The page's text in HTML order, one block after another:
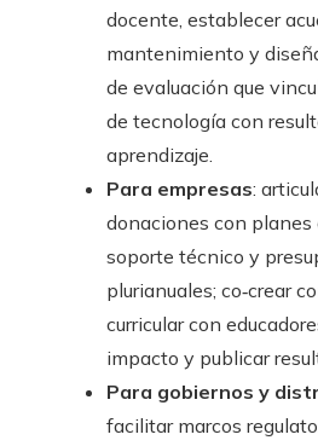
docente, establecer
mantenimiento y
de evaluación que
de tecnología con
aprendizaje.
Para empresas:
donaciones con planes
soporte técnico y
plurianuales; co‑crear
curricular con
impacto y publicar
Para gobiernos y
facilitar marcos